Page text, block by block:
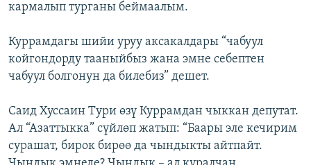
кармалып турганы беймаалым.
Куррамдагы шийи уруу аксакалдары “чабуул
койгондорду тааныйбыз жана эмне себептен
чабуул болгонун да билебиз” дешет.
Саид Хуссаин Тури өзү Куррамдан чыккан депутат.
Ал “Азаттыкка” сүйлөп жатып: “Баары эле кечирим
сурашат, бирок бирөө да чындыкты айтпайт.